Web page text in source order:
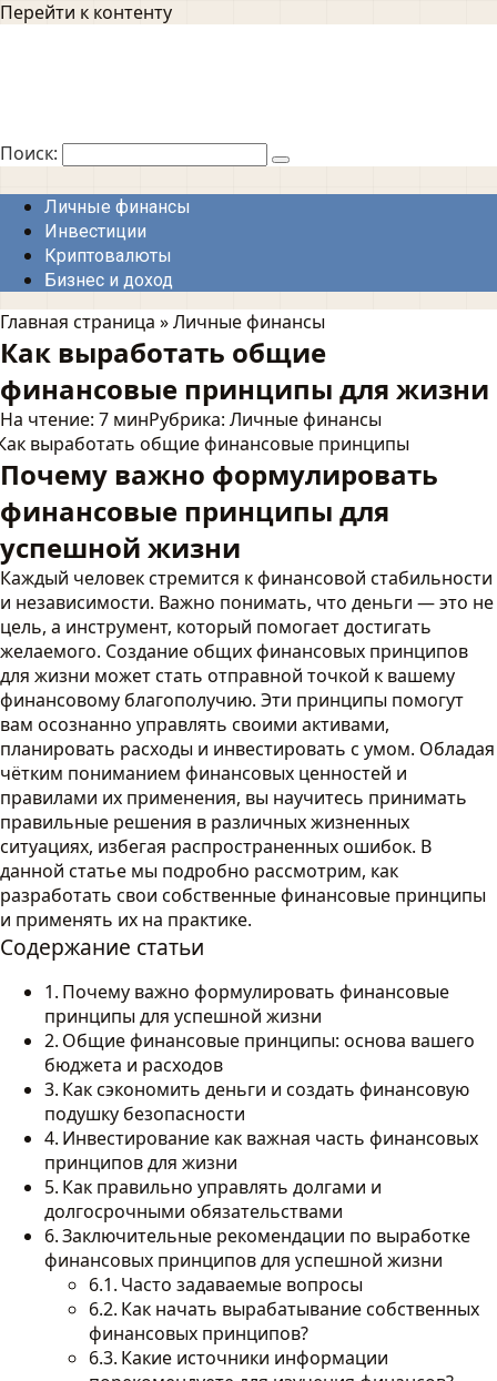
Перейти к контенту
Поиск:
Личные финансы
Инвестиции
Криптовалюты
Бизнес и доход
Главная страница »Личные финансы
Как выработать общие
финансовые принципы для жизни
На чтение: 7 минРубрика: Личные финансы
Почему важно формулировать
финансовые принципы для
успешной жизни
Каждый человек стремится к финансовой стабильности
и независимости. Важно понимать, что деньги — это не
цель, а инструмент, который помогает достигать
желаемого. Создание общих финансовых принципов
для жизни может стать отправной точкой к вашему
финансовому благополучию. Эти принципы помогут
вам осознанно управлять своими активами,
планировать расходы и инвестировать с умом. Обладая
чётким пониманием финансовых ценностей и
правилами их применения, вы научитесь принимать
правильные решения в различных жизненных
ситуациях, избегая распространенных ошибок. В
данной статье мы подробно рассмотрим, как
разработать свои собственные финансовые принципы
и применять их на практике.
Содержание статьи
Почему важно формулировать финансовые
принципы для успешной жизни
Общие финансовые принципы: основа вашего
бюджета и расходов
Как сэкономить деньги и создать финансовую
подушку безопасности
Инвестирование как важная часть финансовых
принципов для жизни
Как правильно управлять долгами и
долгосрочными обязательствами
Заключительные рекомендации по выработке
финансовых принципов для успешной жизни
Часто задаваемые вопросы
Как начать вырабатывание собственных
финансовых принципов?
Какие источники информации